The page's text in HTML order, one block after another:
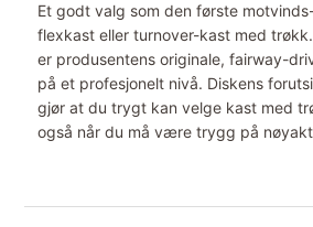
Et godt valg som den første
flexkast eller turnover-kast med
er produsentens originale, fairway-
på et profesjonelt nivå. Diskens
gjør at du trygt kan velge kast med
også når du må være trygg på